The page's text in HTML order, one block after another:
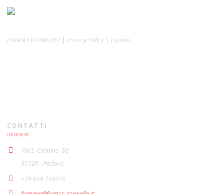
P.IVA 04347400287 | Privacy Policy | Cookies
CONTATTI
Via S. Crispino, 88
35129 - Padova
+39 049 760355